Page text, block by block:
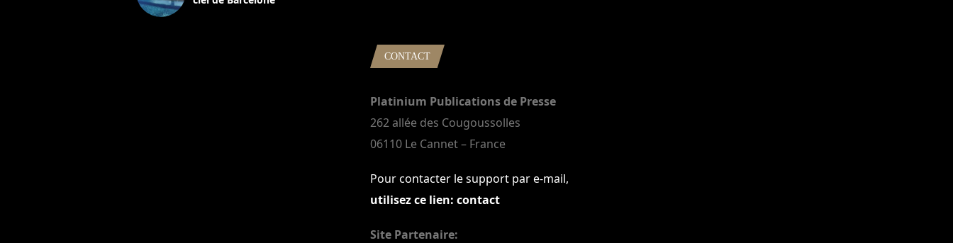
CONTACT
Platinium Publications de Presse
262 allée des Cougoussolles
06110 Le Cannet – France
Pour contacter le support par e-mail,
utilisez ce lien: contact
Site Partenaire: